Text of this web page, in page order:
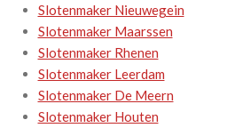
Slotenmaker Nieuwegein
Slotenmaker Maarssen
Slotenmaker Rhenen
Slotenmaker Leerdam
Slotenmaker De Meern
Slotenmaker Houten